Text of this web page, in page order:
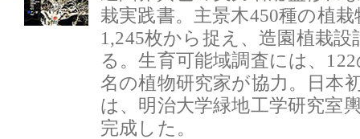
栽実践書。主景木450種の植
1,245枚から捉え、造園植栽
る。生育可能域調査には、
名の植物研究家が協力。日本
は、明治大学緑地工学研究室
完成した。